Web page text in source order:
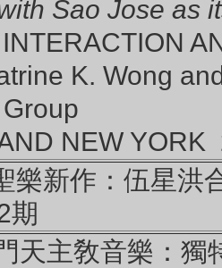
Sao Jose as
K. Wong
NEW YORK
樂新作：伍星洪
期
天主敎音樂：